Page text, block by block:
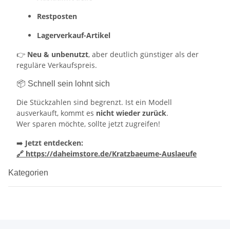
Restposten
Lagerverkauf-Artikel
👉 Neu & unbenutzt, aber deutlich günstiger als der
reguläre Verkaufspreis.
📦 Schnell sein lohnt sich
Die Stückzahlen sind begrenzt. Ist ein Modell
ausverkauft, kommt es nicht wieder zurück.
Wer sparen möchte, sollte jetzt zugreifen!
➡️ Jetzt entdecken:
🔗 https://daheimstore.de/Kratzbaeume-Auslaeufe
Kategorien